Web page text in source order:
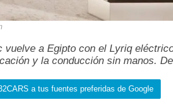
vuelve a Egipto con el Lyriq
y la conducción sin manos.
a tus fuentes preferidas de Google